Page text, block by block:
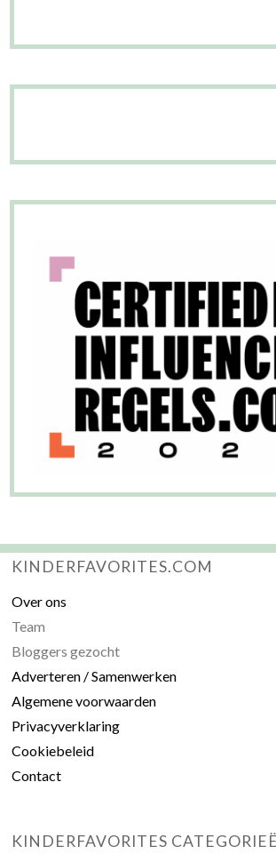
KINDERFAVORITES.COM
Over ons
Team
Bloggers gezocht
Adverteren / Samenwerken
Algemene voorwaarden
Privacyverklaring
Cookiebeleid
Contact
KINDERFAVORITES